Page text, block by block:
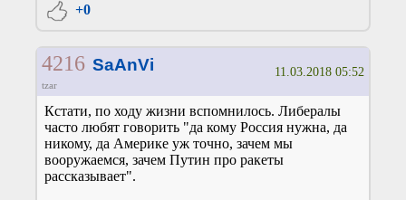
+0
4216 SaAnVi
tzar
11.03.2018 05:52
Кстати, по ходу жизни вспомнилось. Либералы
часто любят говорить "да кому Россия нужна, да
никому, да Америке уж точно, зачем мы
вооружаемся, зачем Путин про ракеты
рассказывает".